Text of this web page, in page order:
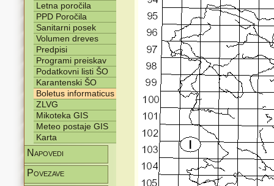
Letna poročila
PPD Poročila
Sanitarni posek
Volumen dreves
Predpisi
Programi preiskav
Podatkovni listi ŠO
Karantenski ŠO
Boletus informaticus
ZLVG
Mikoteka GIS
Meteo postaje GIS
Karta
Napovedi
Povezave